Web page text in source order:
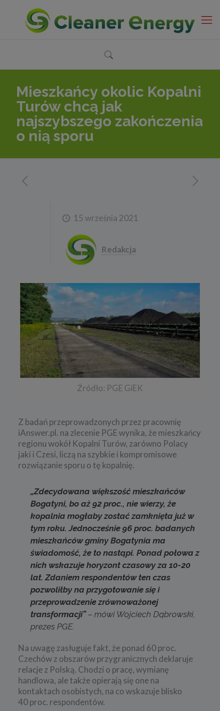
Mieszkańcy okolic Kopalni
Turów chcą jak
najszybszego zakończenia
o nią sporu
15 września 2021
Redakcja
Źródło: PGE GiEK
Z badań przeprowadzonych przez pracownię
iAnswer.pl. na zlecenie PGE wynika, że mieszkańcy
regionu wokół Kopalni Turów, zarówno Polacy
jaki i Czesi, liczą na szybkie i kompromisowe
rozwiązanie sporu o tę kopalnię.
„Zdecydowana większość mieszkańców
Bogatyni, bo aż 92 proc., nie wierzy, że
kopalnia mogłaby zostać zamknięta już w
tym roku. Jednocześnie 96 proc. badanych
mieszkańców gminy Bogatynia ma
świadomość, że to nastąpi. Ponad połowa z
nich wskazuje horyzont czasowy za 10-20
lat. Zdaniem respondentów ten czas
pozwoliłby na przygotowanie się i
przeprowadzenie zrównoważonej
transformacji”– mówi Wojciech Dąbrowski,
prezes PGE.
Na uwagę zasługuje fakt, że ponad 60 proc.
Czechów z obszarów przygranicznych deklaruje
relacje z Polską. Chodzi o pracę, wymianę
handlowa, ale także opierają się one na
kontaktach osobistych, na co wskazuje blisko
40 proc. respondentów.